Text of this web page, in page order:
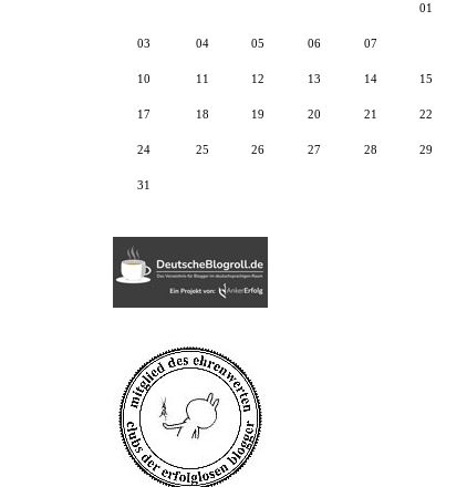
01
03 04 05 06 07
10 11 12 13 14 15
17 18 19 20 21 22
24 25 26 27 28 29
31